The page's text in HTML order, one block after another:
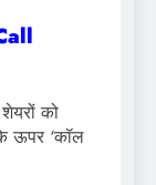
को
ऊपर ‘कॉल